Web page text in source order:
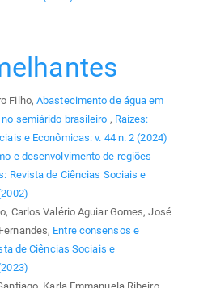
Filho,Abastecimento de água em
semiárido brasileiro , Raízes:
e Econômicas: v. 44 n. 2 (2024)
e desenvolvimento de regiões
Revista de Ciências Sociais e
Carlos Valério Aguiar Gomes, José
Entre consensos e
de Ciências Sociais e